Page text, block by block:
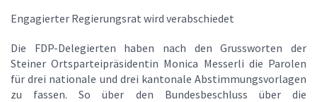
Engagierter Regierungsrat wird verabschiedet
Die FDP-Delegierten haben nach den Grussworten der
Steiner Ortsparteipräsidentin Monica Messerli die Parolen
für drei nationale und drei kantonale Abstimmungsvorlagen
zu fassen. So über den Bundesbeschluss über die